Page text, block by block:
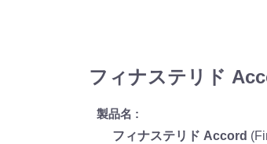
フィナステリド
製品名
フィナステリド Accord